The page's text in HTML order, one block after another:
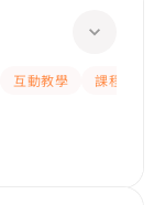
互動教學
課程設計